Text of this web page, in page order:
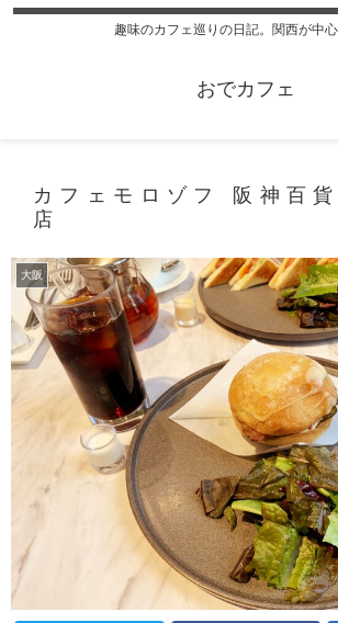
趣味のカフェ巡りの日記。関西が中心
おでカフェ
カフェモロゾフ 阪神百
店
大阪